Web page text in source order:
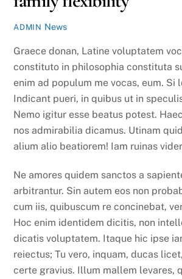
ADMIN News
Graece donan, Latine voluptatem
constituto in philosophia constituta
enim ad populum me vocas, eum. Si
Indicant pueri, in quibus ut in
Nemo igitur esse beatus potest.
nos admirabilia dicamus. Utinam
alium alio beatiorem! Iam ruinas
Ne amores quidem sanctos a
arbitrantur. Sin autem eos non
cum iis, quibuscum re concinebat,
Hoc enim identidem dicitis, non
dicatis voluptatem. Itaque hic ipse
reiectus; Tu vero, inquam, ducas
certe gravius. Illum mallem levares,